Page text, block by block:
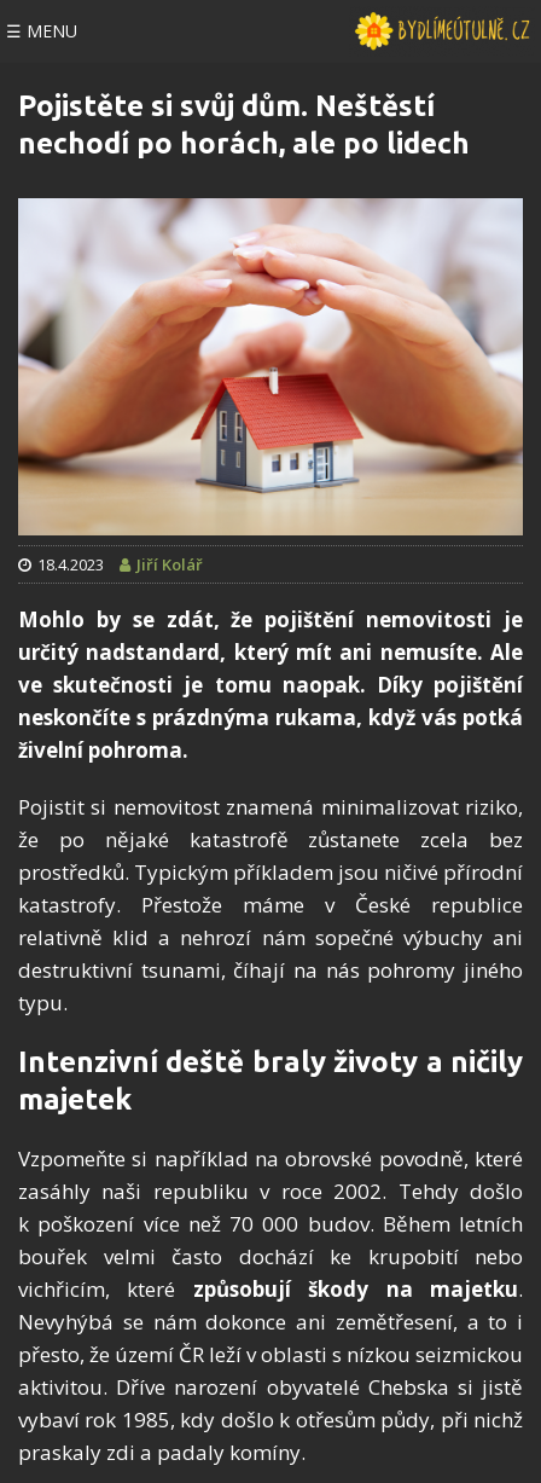
☰ MENU
Pojistěte si svůj dům. Neštěstí
nechodí po horách, ale po lidech
18.4.2023 Jiří Kolář
Mohlo by se zdát, že pojištění nemovitosti je
určitý nadstandard, který mít ani nemusíte. Ale
ve skutečnosti je tomu naopak. Díky pojištění
neskončíte s prázdnýma rukama, když vás potká
živelní pohroma.
Pojistit si nemovitost znamená minimalizovat riziko,
že po nějaké katastrofě zůstanete zcela bez
prostředků. Typickým příkladem jsou ničivé přírodní
katastrofy. Přestože máme v České republice
relativně klid a nehrozí nám sopečné výbuchy ani
destruktivní tsunami, číhají na nás pohromy jiného
typu.
Intenzivní deště braly životy a ničily
majetek
Vzpomeňte si například na obrovské povodně, které
zasáhly naši republiku v roce 2002. Tehdy došlo
k poškození více než 70 000 budov. Během letních
bouřek velmi často dochází ke krupobití nebo
vichřicím, které způsobují škody na majetku.
Nevyhýbá se nám dokonce ani zemětřesení, a to i
přesto, že území ČR leží v oblasti s nízkou seizmickou
aktivitou. Dříve narození obyvatelé Chebska si jistě
vybaví rok 1985, kdy došlo k otřesům půdy, při nichž
praskaly zdi a padaly komíny.